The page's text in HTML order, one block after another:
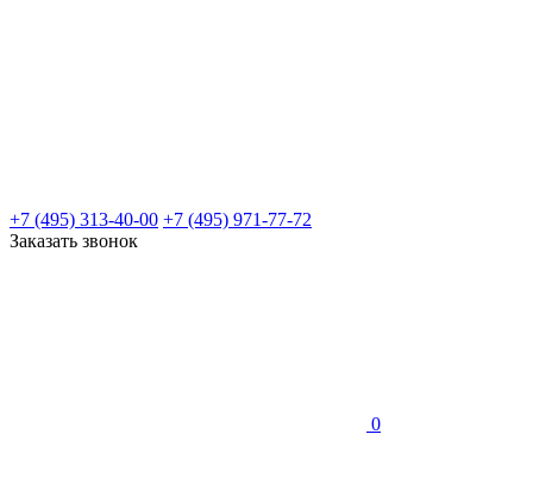
+7 (495) 313-40-00 +7 (495) 971-77-72
Заказать звонок
0